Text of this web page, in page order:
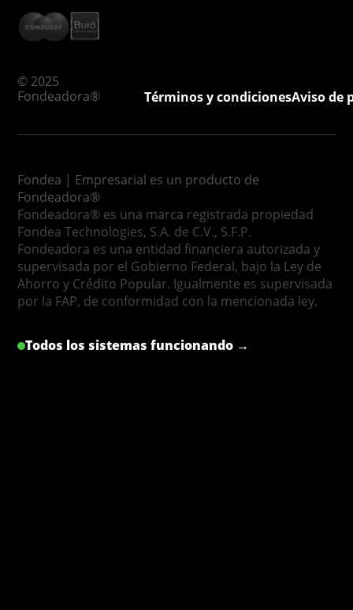
© 2025
Fondeadora®
Términos y condicionesAviso de
Fondea | Empresarial es un producto de
Fondeadora®
Fondeadora® es una marca registrada propiedad
Fondea Technologies, S.A. de C.V., S.F.P.
Fondeadora es una entidad financiera autorizada y
supervisada por el Gobierno Federal, bajo la Ley de
Ahorro y Crédito Popular. Igualmente es supervisada
por la FAP, de conformidad con la mencionada ley.
Todos los sistemas funcionando →